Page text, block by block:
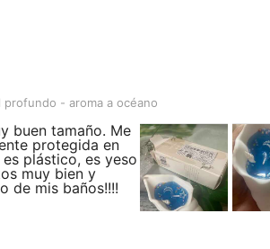
- aroma a océano
profundo - aroma a océano
buen tamaño. Me
protegida en
plástico, es yeso
muy bien y
de mis baños!!!!